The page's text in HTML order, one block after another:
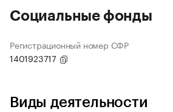
Социальные фонды
Регистрационный номер СФР
1401923717
Виды деятельности